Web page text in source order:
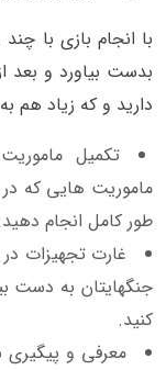
بدست بیاورد و بعد
دارید و که زیاد هم
تکمیل
ماموریت هایی که
طور کامل انجام
غارت تجهیزات
کنید.
معرفی و پیگیری